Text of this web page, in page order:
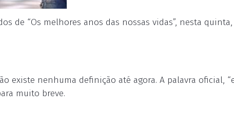
de “Os melhores anos das nossas vidas”, nesta
existe nenhuma definição até agora. A palavra oficial,
muito breve.